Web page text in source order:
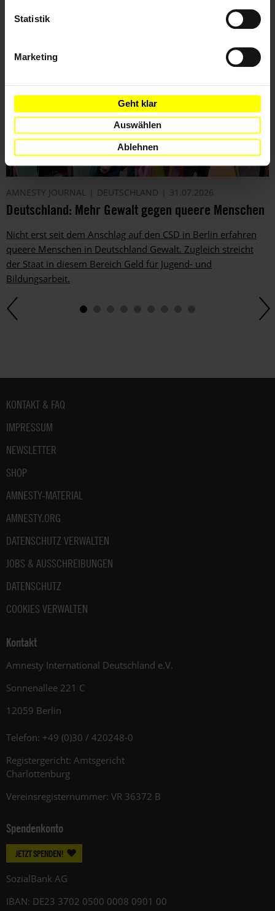
Statistik
Marketing
Geht klar
Auswählen
Ablehnen
Weitere Artikel
AMNESTY JOURNAL DEUTSCHLAND 31.07.2026
Deutschland: Mehr Gewalt gegen queere Menschen
Nicht erst seit dem Anschlag auf den CSD in Berlin erfahren
queere Menschen in Deutschland Gewalt. Zugleich streicht
der Staat in diesem Bereich Geld für Jugend- und
Bildungsarbeit.
Fußbereich
KONTAKT & FAQ
IMPRESSUM
NEWSLETTER
SHOP
AMNESTY-MATERIAL
AMNESTY.ORG
DATENSCHUTZ VERWALTEN
JOBS & AUSSCHREIBUNGEN
DATENSCHUTZ
COOKIES VERWALTEN
Kontakt
Amnesty International Deutschland e.V.
Sonnenallee 221 C
12059 Berlin
Telefon: +49 (0)30 / 420248-0
Registergericht: Amtsgericht
Charlottenburg
Vereinsregisternummer: VR 36372 B
Spendenkonto
JETZT SPENDEN!
SozialBank AG
IBAN: DE23 3702 0500 0008 0901 00